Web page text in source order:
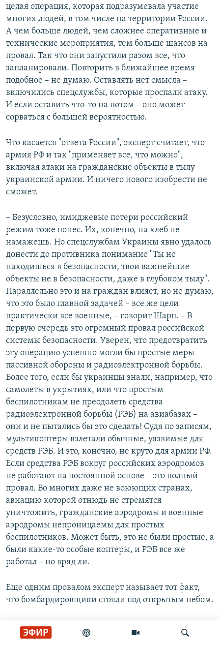
ЭФИР
целая операция, которая подразумевала участие
многих людей, в том числе на территории России.
А чем больше людей, чем сложнее оперативные и
технические мероприятия, тем больше шансов на
провал. Так что они запустили разом все, что
запланировали. Повторить в ближайшее время
подобное – не думаю. Оставлять нет смысла –
включились спецслужбы, которые проспали атаку.
И если оставить что-то на потом – оно может
сорваться с большей вероятностью.
Что касается "ответа России", эксперт считает, что
армия РФ и так "применяет все, что можно",
включая атаки на гражданские объекты в тылу
украинской армии. И ничего нового изобрести не
сможет.
– Безусловно, имиджевые потери российский
режим тоже понес. Их, конечно, на хлеб не
намажешь. Но спецслужбам Украины явно удалось
донести до противника понимание "Ты не
находишься в безопасности, твои важнейшие
объекты не в безопасности, даже в глубоком тылу".
Параллельно это и на граждан влияет, но не думаю,
что это было главной задачей – все же цели
практически все военные, – говорит Шарп. – В
первую очередь это огромный провал российской
системы безопасности. Уверен, что предотвратить
эту операцию успешно могли бы простые меры
пассивной обороны и радиоэлектронной борьбы.
Более того, если бы украинцы знали, например, что
самолеты в укрытиях, или что простым
беспилотникам не преодолеть средства
радиоэлектронной борьбы (РЭБ) на авиабазах –
они и не пытались бы это сделать! Судя по записям,
мультикоптеры взлетали обычные, уязвимые для
средств РЭБ. И это, конечно, не круто для армии РФ.
Если средства РЭБ вокруг российских аэродромов
не работают на постоянной основе – это полный
провал. Во многих даже не воюющих странах,
авиацию которой отнюдь не стремятся
уничтожить, гражданские аэродромы и военные
аэродромы непроницаемы для простых
беспилотников. Может быть, это не были простые, а
были какие-то особые коптеры, и РЭБ все же
работал – но вряд ли.
Еще одним провалом эксперт называет тот факт,
что бомбардировщики стояли под открытым небом.
– Укрытие для самолетов – это же база. Даже в
далеком тылу, как Сибирь. И в Беларуси была такая